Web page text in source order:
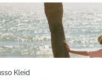
Kleid